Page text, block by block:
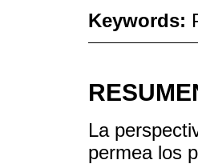
Keywords:
La
permea los